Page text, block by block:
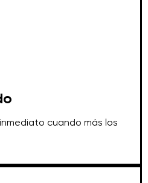
cuando más los